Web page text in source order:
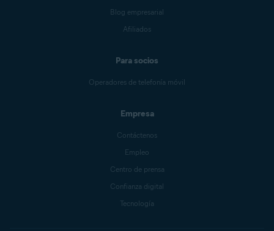
Blog empresarial
Afiliados
Para socios
Operadores de telefonía móvil
Empresa
Contáctenos
Empleo
Centro de prensa
Confianza digital
Tecnología